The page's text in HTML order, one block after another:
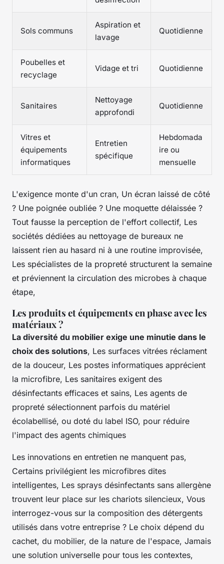
Sols communs
Aspiration et
lavage
Quotidienne
Poubelles et
recyclage
Vidage et tri Quotidienne
Sanitaires
Nettoyage
approfondi
Quotidienne
Vitres et
équipements
informatiques
Entretien
spécifique
Hebdomada
ire ou
mensuelle
L'exigence monte d'un cran, Un écran laissé de côté
? Une poignée oubliée ? Une moquette délaissée ?
Tout fausse la perception de l'effort collectif, Les
sociétés dédiées au nettoyage de bureaux ne
laissent rien au hasard ni à une routine improvisée,
Les spécialistes de la propreté structurent la semaine
et préviennent la circulation des microbes à chaque
étape,
Les produits et équipements en phase avec les
matériaux ?
La diversité du mobilier exige une minutie dans le
choix des solutions, Les surfaces vitrées réclament
de la douceur, Les postes informatiques apprécient
la microfibre, Les sanitaires exigent des
désinfectants efficaces et sains, Les agents de
propreté sélectionnent parfois du matériel
écolabellisé, ou doté du label ISO, pour réduire
l'impact des agents chimiques
Les innovations en entretien ne manquent pas,
Certains privilégient les microfibres dites
intelligentes, Les sprays désinfectants sans allergène
trouvent leur place sur les chariots silencieux, Vous
interrogez-vous sur la composition des détergents
utilisés dans votre entreprise ? Le choix dépend du
cachet, du mobilier, de la nature de l'espace, Jamais
une solution universelle pour tous les contextes,